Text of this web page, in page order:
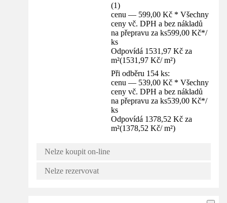
(1)
cenu — 599,00 Kč * Všechny
ceny vč. DPH a bez nákladů
na přepravu za ks599,00 Kč*/
ks
Odpovídá 1531,97 Kč za
m²(1531,97 Kč/ m²)
Při odběru 154 ks:
cenu — 539,00 Kč * Všechny
ceny vč. DPH a bez nákladů
na přepravu za ks539,00 Kč*/
ks
Odpovídá 1378,52 Kč za
m²(1378,52 Kč/ m²)
Nelze koupit on-line
Nelze rezervovat